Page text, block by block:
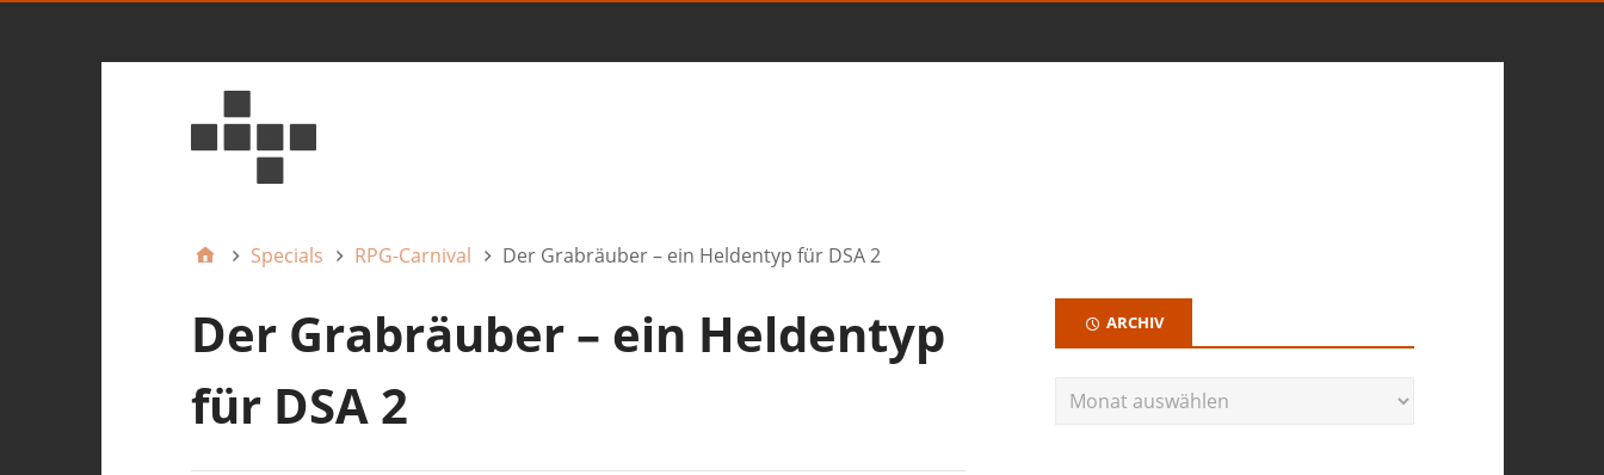
Specials RPG-Carnival Der Grabräuber – ein Heldentyp für DSA 2
Der Grabräuber – ein Heldentyp
für DSA 2
ARCHIV